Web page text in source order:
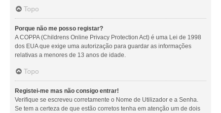
Topo
Porque não me posso registar?
A COPPA (Childrens Online Privacy Protection Act) é uma Lei de 1998
dos EUA que exige uma autorização para guardar as informações
relativas a menores de 13 anos de idade.
Topo
Registei-me mas não consigo entrar!
Verifique se escreveu corretamente o Nome de Utilizador e a Senha.
Se tem a certeza de que estão corretos tenha em atenção um de dois